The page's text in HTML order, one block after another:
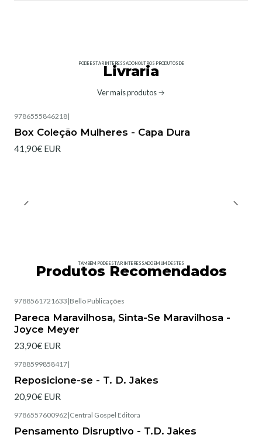
PODE ESTAR INTERESSADO NOUTROS PRODUTOS DE
Livraria
Ver mais produtos
9786555846218|
Box Coleção Mulheres - Capa Dura
41,90€ EUR
TAMBÉM PODE ESTAR INTERESSADO EM UM DESTES
Produtos Recomendados
9788561721633 |Bello Publicações
Pareca Maravilhosa, Sinta-Se Maravilhosa -
Joyce Meyer
23,90€ EUR
9788599858417|
Reposicione-se - T. D. Jakes
20,90€ EUR
9786557600962 |Central Gospel Editora
Pensamento Disruptivo - T.D. Jakes